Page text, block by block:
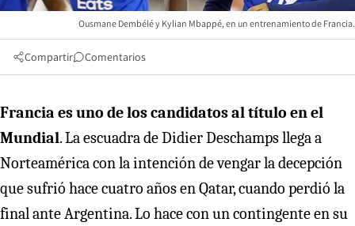
Ousmane Dembélé y Kylian Mbappé, en un entrenamiento de Francia.
Compartir Comentarios
Francia es uno de los candidatos al título en el
Mundial. La escuadra de Didier Deschamps llega a
Norteamérica con la intención de vengar la decepción
que sufrió hace cuatro años en Qatar, cuando perdió la
final ante Argentina. Lo hace con un contingente en su